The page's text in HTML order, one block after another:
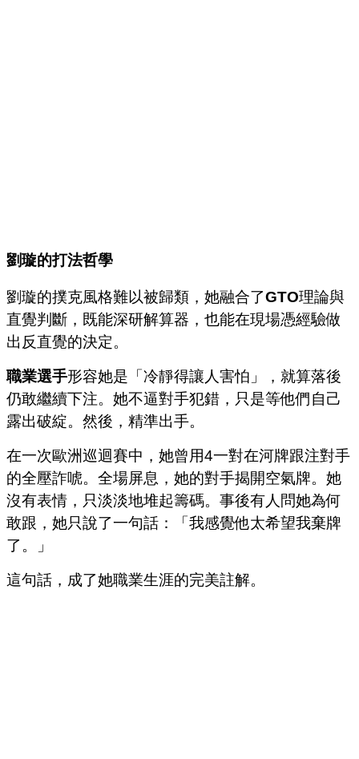
劉璇的打法哲學
劉璇的撲克風格難以被歸類，她融合了GTO理論與
直覺判斷，既能深研解算器，也能在現場憑經驗做
出反直覺的決定。
職業選手形容她是「冷靜得讓人害怕」，就算落後
仍敢繼續下注。她不逼對手犯錯，只是等他們自己
露出破綻。然後，精準出手。
在一次歐洲巡迴賽中，她曾用4一對在河牌跟注對手
的全壓詐唬。全場屏息，她的對手揭開空氣牌。她
沒有表情，只淡淡地堆起籌碼。 事後有人問她為何
敢跟，她只說了一句話：「我感覺他太希望我棄牌
了。」
這句話，成了她職業生涯的完美註解。